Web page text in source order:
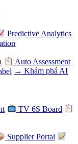
Predictive Analytics
Auto Assessment
→ Khám phá AI
TV 6S Board
Supplier Portal